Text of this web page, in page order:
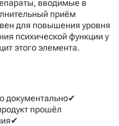
вводимые в
приём
для повышения уровня
психической функции у
этого элемента.
документально✔
прошёл